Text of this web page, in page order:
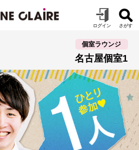
個室ラウンジ
名古屋個室1